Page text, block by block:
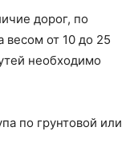
дорог, по
весом от 10 до 25
необходимо
по грунтовой или